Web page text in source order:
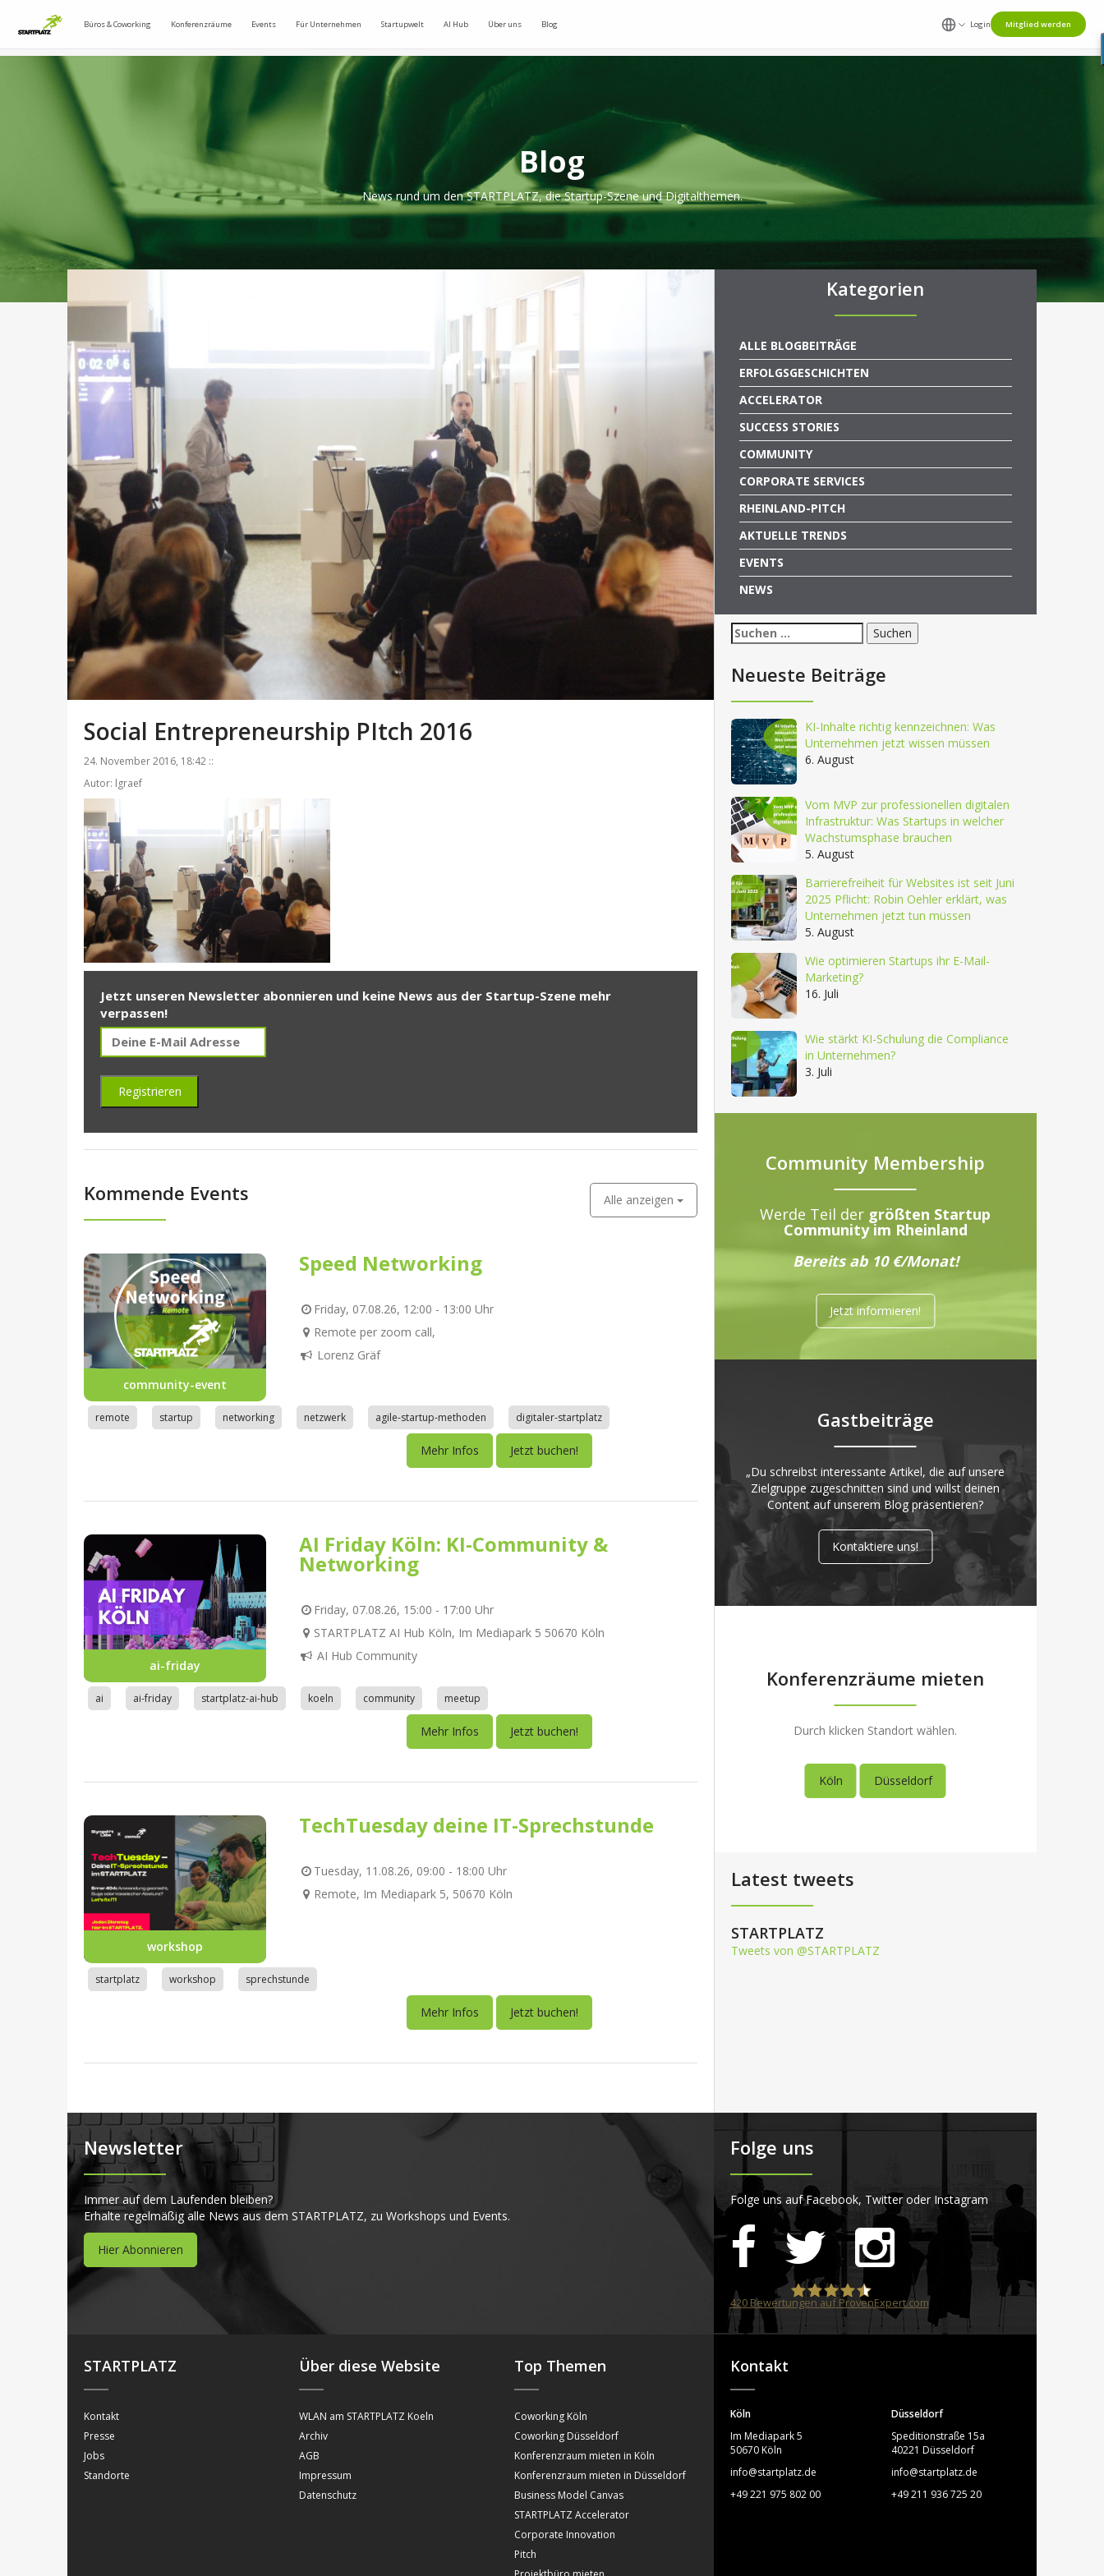
Büros & Coworking Konferenzräume Events Für Unternehmen Startupwelt AI Hub Über uns Blog Login Mitglied werden
Blog
News rund um den STARTPLATZ, die Startup-Szene und Digitalthemen.
Social Entrepreneurship PItch 2016
24. November 2016, 18:42 ::
Autor: lgraef
Jetzt unseren Newsletter abonnieren und keine News aus der Startup-Szene mehr
verpassen!
Kommende Events Alle anzeigen
community-event
Speed Networking
Friday, 07.08.26, 12:00 - 13:00 Uhr
Remote per zoom call,
Lorenz Gräf
remote startup networking netzwerk agile-startup-methoden digitaler-startplatz
Mehr Infos Jetzt buchen!
ai-friday
AI Friday Köln: KI-Community &
Networking
Friday, 07.08.26, 15:00 - 17:00 Uhr
STARTPLATZ AI Hub Köln, Im Mediapark 5 50670 Köln
AI Hub Community
ai ai-friday startplatz-ai-hub koeln community meetup
Mehr Infos Jetzt buchen!
workshop
TechTuesday deine IT-Sprechstunde
Tuesday, 11.08.26, 09:00 - 18:00 Uhr
Remote, Im Mediapark 5, 50670 Köln
startplatz workshop sprechstunde
Mehr Infos Jetzt buchen!
Kategorien
ALLE BLOGBEITRÄGE
ERFOLGSGESCHICHTEN
ACCELERATOR
SUCCESS STORIES
COMMUNITY
CORPORATE SERVICES
RHEINLAND-PITCH
AKTUELLE TRENDS
EVENTS
NEWS
Suchen
nach:
Neueste Beiträge
KI-Inhalte richtig kennzeichnen: Was
Unternehmen jetzt wissen müssen
6. August
Vom MVP zur professionellen digitalen
Infrastruktur: Was Startups in welcher
Wachstumsphase brauchen
5. August
Barrierefreiheit für Websites ist seit Juni
2025 Pflicht: Robin Oehler erklärt, was
Unternehmen jetzt tun müssen
5. August
Wie optimieren Startups ihr E-Mail-
Marketing?
16. Juli
Wie stärkt KI-Schulung die Compliance
in Unternehmen?
3. Juli
Community Membership
Werde Teil der größten Startup
Community im Rheinland
Bereits ab 10 €/Monat!
Jetzt informieren!
Gastbeiträge
„Du schreibst interessante Artikel, die auf unsere
Zielgruppe zugeschnitten sind und willst deinen
Content auf unserem Blog präsentieren?
Kontaktiere uns!
Konferenzräume mieten
Durch klicken Standort wählen.
Köln Düsseldorf
Latest tweets
STARTPLATZ
Tweets von @STARTPLATZ
Newsletter
Immer auf dem Laufenden bleiben?
Erhalte regelmäßig alle News aus dem STARTPLATZ, zu Workshops und Events.
Hier Abonnieren
Folge uns
Folge uns auf Facebook, Twitter oder Instagram
STARTPLATZ
420Bewertungen auf ProvenExpert.com
STARTPLATZ
Kontakt
Presse
Jobs
Standorte
Über diese Website
WLAN am STARTPLATZ Koeln
Archiv
AGB
Impressum
Datenschutz
Top Themen
Coworking Köln
Coworking Düsseldorf
Konferenzraum mieten in Köln
Konferenzraum mieten in Düsseldorf
Business Model Canvas
STARTPLATZ Accelerator
Corporate Innovation
Pitch
Kontakt
Köln
Im Mediapark 5
50670 Köln
info@startplatz.de
+49 221 975 802 00
Düsseldorf
Speditionstraße 15a
40221 Düsseldorf
info@startplatz.de
+49 211 936 725 20